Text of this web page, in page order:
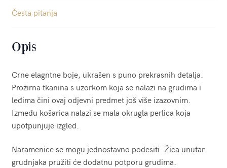
Česta pitanja
Opis
Crne elagntne boje, ukrašen s puno prekrasnih detalja.
Prozirna tkanina s uzorkom koja se nalazi na grudima i
leđima čini ovaj odjevni predmet još više izazovnim.
Između košarica nalazi se mala okrugla perlica koja
upotpunjuje izgled.
Naramenice se mogu jednostavno podesiti. Žica unutar
grudnjaka pružiti će dodatnu potporu grudima.